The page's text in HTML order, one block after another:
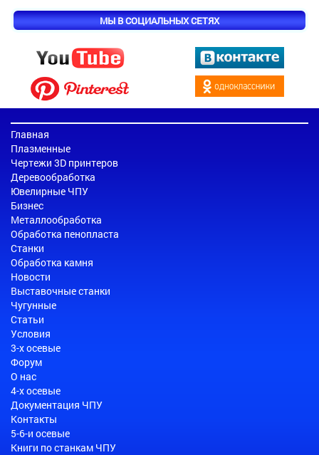
МЫ В СОЦИАЛЬНЫХ СЕТЯХ
Главная
Плазменные
Чертежи 3D принтеров
Деревообработка
Ювелирные ЧПУ
Бизнес
Металлообработка
Обработка пенопласта
Станки
Обработка камня
Новости
Выставочные станки
Чугунные
Статьи
Условия
3-х осевые
Форум
О нас
4-х осевые
Документация ЧПУ
Контакты
5-6-и осевые
Книги по станкам ЧПУ